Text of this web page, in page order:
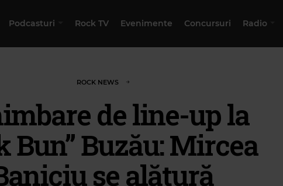
Podcasturi Rock TV Evenimente Concursuri Radio
ROCK NEWS
de line-up la
Bun” Buzău: Mircea
se alătură